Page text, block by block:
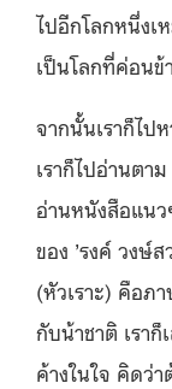
ไปอีกโลกหนึ่ง
เป็นโลกที่ค่อนข้
จากนั้นเราก็ไป
เราก็ไปอ่านตา
อ่านหนังสือแน
ของ ’รงค์ วงษ์
(หัวเราะ) คือภ
กับน้าชาติ เรา
ค้างในใจ คิดว่